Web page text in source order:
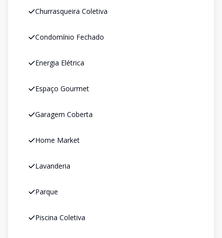
Churrasqueira Coletiva
Condomínio Fechado
Energia Elétrica
Espaço Gourmet
Garagem Coberta
Home Market
Lavanderia
Parque
Piscina Coletiva